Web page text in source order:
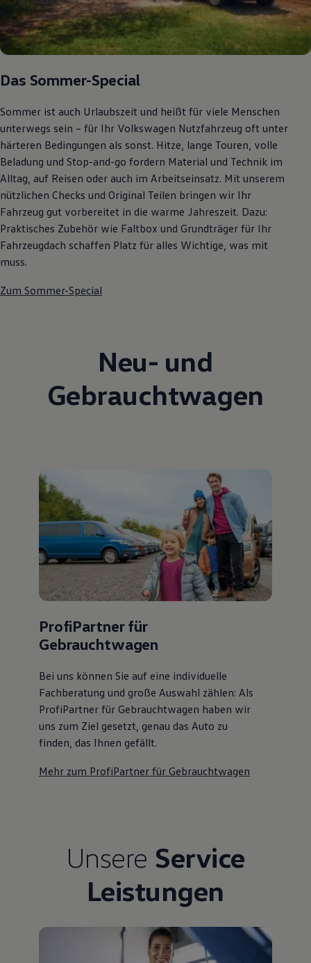
Das Sommer-Special
Sommer ist auch Urlaubszeit und heißt für viele Menschen
unterwegs sein – für Ihr Volkswagen Nutzfahrzeug oft unter
härteren Bedingungen als sonst. Hitze, lange Touren, volle
Beladung und Stop-and-go fordern Material und Technik im
Alltag, auf Reisen oder auch im Arbeitseinsatz. Mit unserem
nützlichen Checks und Original Teilen bringen wir Ihr
Fahrzeug gut vorbereitet in die warme Jahreszeit. Dazu:
Praktisches Zubehör wie Faltbox und Grundträger für Ihr
Fahrzeugdach schaffen Platz für alles Wichtige, was mit
muss.
Zum Sommer-Special
Neu- und
Gebrauchtwagen
ProfiPartner für
Gebrauchtwagen
Bei uns können Sie auf eine individuelle
Fachberatung und große Auswahl zählen: Als
ProfiPartner für Gebrauchtwagen haben wir
uns zum Ziel gesetzt, genau das Auto zu
finden, das Ihnen gefällt.
Mehr zum ProfiPartner für Gebrauchtwagen
Unsere Service
Leistungen